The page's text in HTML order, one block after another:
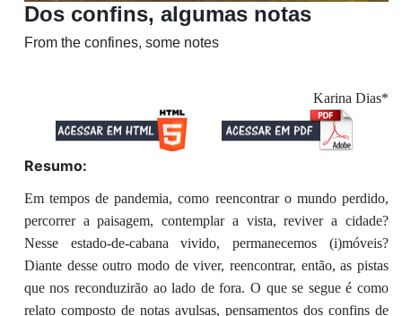
Dos confins, algumas notas
From the confines, some notes
Karina Dias*
Resumo:
Em tempos de pandemia, como reencontrar o mundo perdido,
percorrer a paisagem, contemplar a vista, reviver a cidade?
Nesse estado-de-cabana vivido, permanecemos (i)móveis?
Diante desse outro modo de viver, reencontrar, então, as pistas
que nos reconduzirão ao lado de fora. O que se segue é como
relato composto de notas avulsas, pensamentos dos confins de